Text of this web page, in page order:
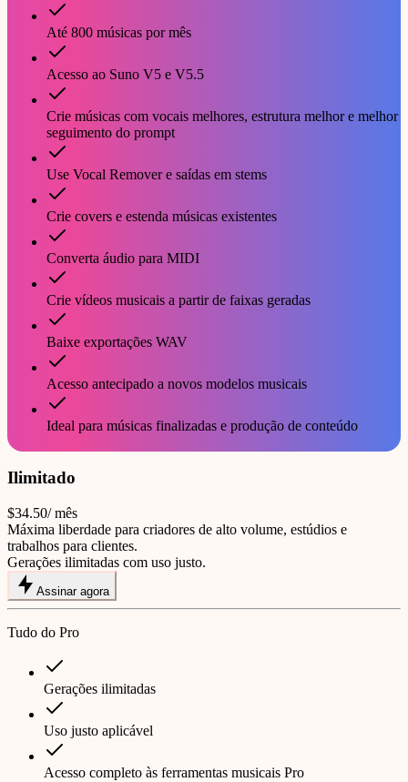
Até 800 músicas por mês
Acesso ao Suno V5 e V5.5
Crie músicas com vocais melhores, estrutura melhor e melhor
seguimento do prompt
Use Vocal Remover e saídas em stems
Crie covers e estenda músicas existentes
Converta áudio para MIDI
Crie vídeos musicais a partir de faixas geradas
Baixe exportações WAV
Acesso antecipado a novos modelos musicais
Ideal para músicas finalizadas e produção de conteúdo
Ilimitado
$34.50/ mês
Máxima liberdade para criadores de alto volume, estúdios e
trabalhos para clientes.
Gerações ilimitadas com uso justo.
Assinar agora
Tudo do Pro
Gerações ilimitadas
Uso justo aplicável
Acesso completo às ferramentas musicais Pro